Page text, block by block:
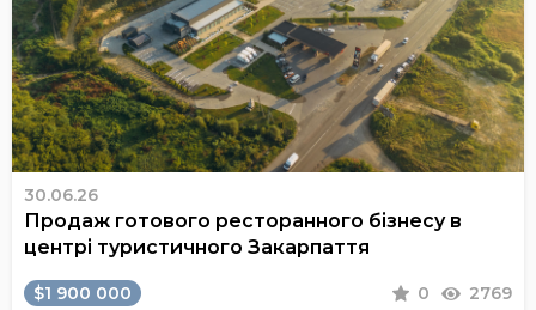
30.06.26
Продаж готового ресторанного бізнесу в
центрі туристичного Закарпаття
$1 900 000 0 2769